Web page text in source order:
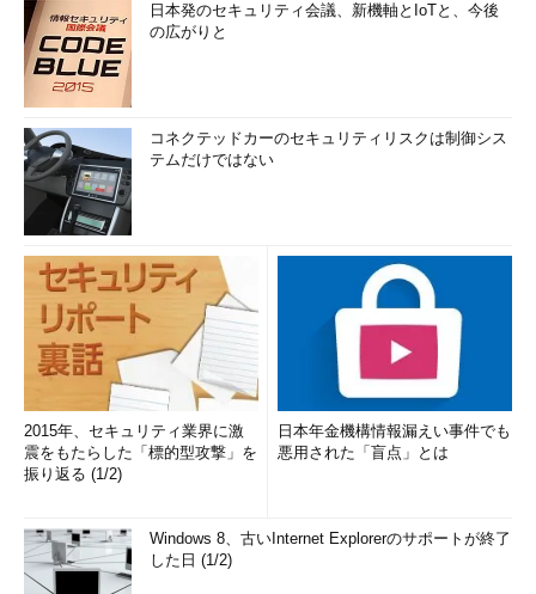
日本発のセキュリティ会議、新機軸とIoTと、今後
の広がりと
コネクテッドカーのセキュリティリスクは制御シス
テムだけではない
2015年、セキュリティ業界に激
震をもたらした「標的型攻撃」を
振り返る (1/2)
日本年金機構情報漏えい事件でも
悪用された「盲点」とは
Windows 8、古いInternet Explorerのサポートが終了
した日 (1/2)